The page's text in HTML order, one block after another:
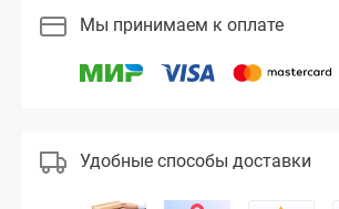
Мы принимаем к оплате
Удобные способы доставки